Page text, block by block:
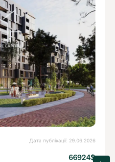
Дата публікації: 29.06.2026
66924$